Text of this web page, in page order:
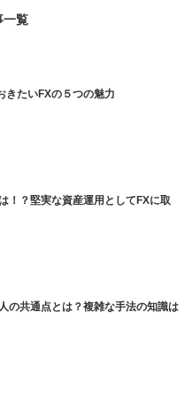
一覧
きたいFXの５つの魅力
！？堅実な資産運用としてFXに取
の共通点とは？複雑な手法の知識は